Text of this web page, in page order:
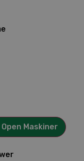
Open Maskiner